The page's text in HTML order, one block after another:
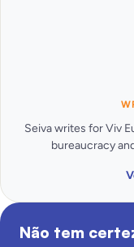
Seiva writes for Viv
bureaucracy
Não tem